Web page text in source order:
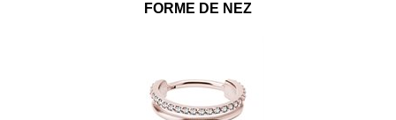
FORME DE NEZ